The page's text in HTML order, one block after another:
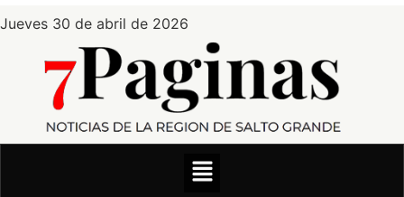
Jueves 30 de abril de 2026